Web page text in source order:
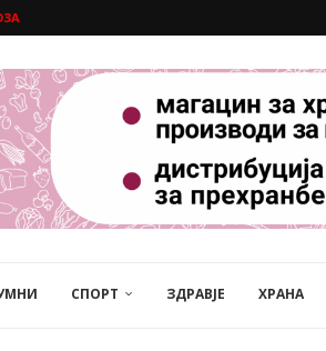
СПОРТ ЗДРАВЈЕ ХРАНА